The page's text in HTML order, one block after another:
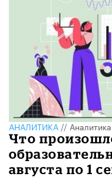
АНАЛИТИКА//Аналитика
Что
августа по 1